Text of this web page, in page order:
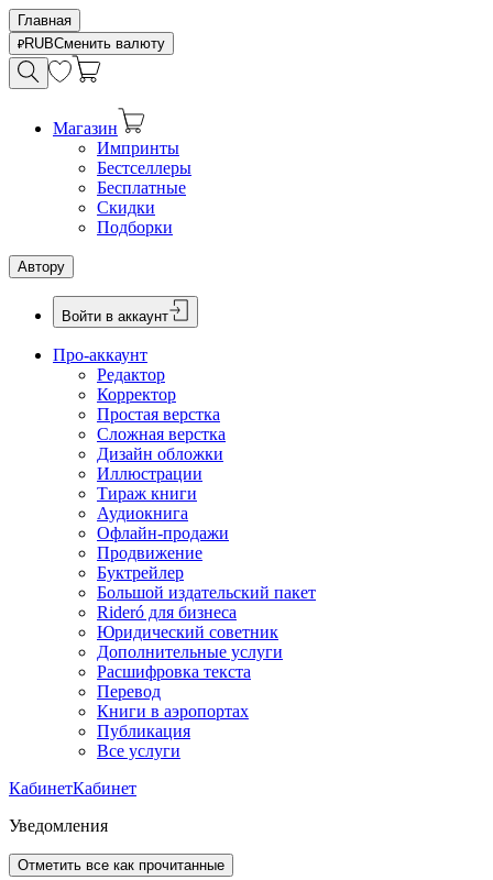
Главная
RUBСменить валюту
Магазин
Импринты
Бестселлеры
Бесплатные
Скидки
Подборки
Автору
Войти в аккаунт
Про-аккаунт
Редактор
Корректор
Простая верстка
Сложная верстка
Дизайн обложки
Иллюстрации
Тираж книги
Аудиокнига
Офлайн-продажи
Продвижение
Буктрейлер
Большой издательский пакет
Rideró для бизнеса
Юридический советник
Дополнительные услуги
Расшифровка текста
Перевод
Книги в аэропортах
Публикация
Все услуги
КабинетКабинет
Уведомления
Отметить все как прочитанные